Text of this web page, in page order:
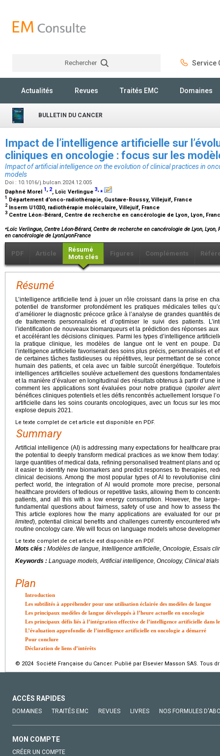
Rechercher Service
Actualités Revues Traités EMC Domaines
BULLETIN DU CANCER
Impact de l’intelligence artificielle sur
cliniques en oncologie : focus sur les
Impact of artificial intelligence on the evolution of clinical practices in
models
Doi : 10.1016/j.bulcan.2024.12.005
Daphné Morel 1, 2, Loïc Verlingue 3,⁎
1 Département d’onco-radiothérapie, Gustave-Roussy, Villejuif, France
2 Inserm U1030, radiothérapie moléculaire, Villejuif, France
3 Centre Léon-Bérard, Centre de recherche en cancérologie de Lyon, Lyon,
⁎Loïc Verlingue, Centre Léon-Bérard, Centre de recherche en cancérologie de Lyon,
en cancérologie de LyonLyonFrance
PDF Article
Résumé
Mots clés
Figures Compléments
Résumé
L’intelligence artificielle tend à jouer un rôle croissant dans la prise en
potentiel de transformer profondément les pratiques médicales telles
d’améliorer le diagnostic précoce grâce à l’analyse de grandes quantités
de traitements personnalisés et d’optimiser le suivi des patients.
l’identification de nouveaux biomarqueurs et la prédiction des réponses
et accélérant les décisions cliniques. Parmi les types d’intelligence
la pratique clinique, les modèles de langue ont le vent en poupe.
l’intelligence artificielle favoriserait des soins plus précis, personnalisés et
de certaines tâches fastidieuses ou répétitives, leur permettant de se
humain des patients, et cela avec un faible surcoût énergétique.
intelligences artificielles soulève actuellement des questions
et la manière d’évaluer en longitudinal des résultats obtenus à partir
comment les applications sont évaluées pour notre pratique (spoiler alert
bénéfices cliniques potentiels et les défis rencontrés actuellement lorsque
artificielle dans les soins courants oncologiques, avec un focus sur les
explose depuis 2021.
Le texte complet de cet article est disponible en PDF.
Summary
Artificial intelligence (AI) is addressing many expectations for healthcare
the potential to deeply transform medical practices as we know them
large quantities of medical data, refining personalised treatment plans and
it easier to identify new biomarkers and predict responses to therapies,
clinical decisions. Among the most popular types of AI to revolutionise
perfect world, the integration of AI would promote more precise,
healthcare providers of tedious or repetitive tasks, allowing them to
patients, and all this with a low energy consumption. However, the
fundamental questions about fairness, safety of use and how to assess
This article explores how the many applications are evaluated for our
limited), potential clinical benefits and challenges currently encountered
routine oncology care. We will focus on language models whose
Le texte complet de cet article est disponible en PDF.
Mots clés : Modèles de langue, Intelligence artificielle, Oncologie, Essais
Keywords : Language models, Artificial intelligence, Oncology, Clinical trials
Plan
Introduction
Les subtilités à appréhender pour une utilisation éclairée des modèles de langue
Les principaux modèles de langue développés à l’heure actuelle en oncologie
Les principaux défis liés à l’intégration effective de l’intelligence artificielle dans
L’évaluation approfondie de l’intelligence artificielle en oncologie a démarré
Pour conclure
Déclaration de liens d’intérêts
© 2024 Société Française du Cancer. Publié par Elsevier Masson SAS. Tous
ACCÈS RAPIDES
DOMAINES TRAITÉS EMC REVUES LIVRES NOS FORMULES
MON COMPTE
CRÉER UN COMPTE